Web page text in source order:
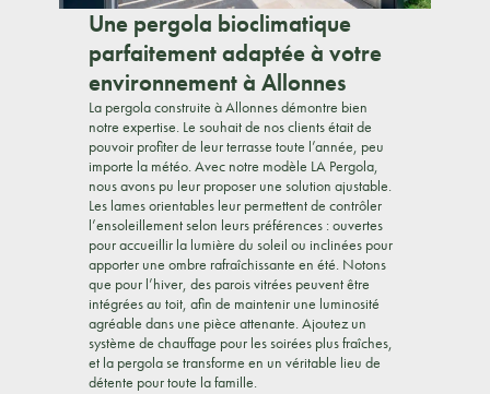
Une pergola bioclimatique
parfaitement adaptée à votre
environnement à Allonnes
La pergola construite à Allonnes démontre bien
notre expertise. Le souhait de nos clients était de
pouvoir profiter de leur terrasse toute l’année, peu
importe la météo. Avec notre modèle LA Pergola,
nous avons pu leur proposer une solution ajustable.
Les lames orientables leur permettent de contrôler
l’ensoleillement selon leurs préférences : ouvertes
pour accueillir la lumière du soleil ou inclinées pour
apporter une ombre rafraîchissante en été. Notons
que pour l’hiver, des parois vitrées peuvent être
intégrées au toit, afin de maintenir une luminosité
agréable dans une pièce attenante. Ajoutez un
système de chauffage pour les soirées plus fraîches,
et la pergola se transforme en un véritable lieu de
détente pour toute la famille.